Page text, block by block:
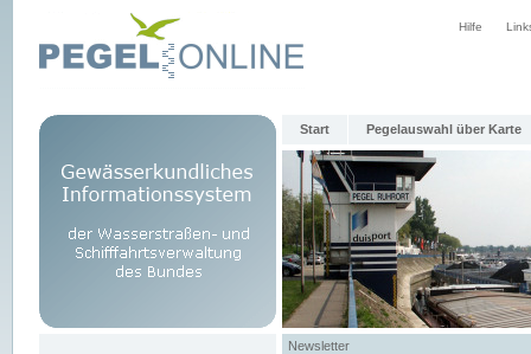
Hilfe
Start Pegelauswahl über Karte
Newsletter